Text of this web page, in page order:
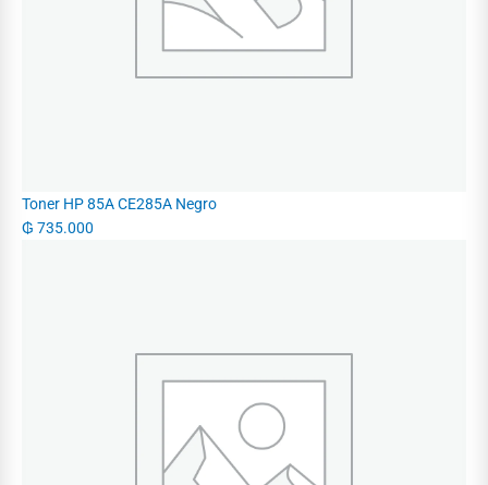
Toner HP 85A CE285A Negro
₲ 735.000